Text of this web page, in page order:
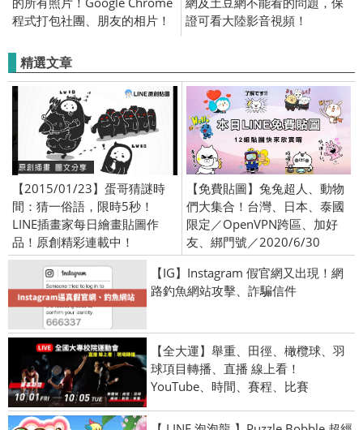
程式打包社團、朋友的相片！
證可看大陸影音視頻！
精選文章
【2015/01/23】蛋哥猜謎時
間：猜一俗語，限時5秒！
LINE插畫家每日繪畫貼圖作
品！原創精彩連載中！
【免費貼圖】兔兔超人、動物
們大集合！台灣、日本、泰國
限定／OpenVPN跨區、加好
友、綁門號／2020/6/30
【IG】Instagram 假官網又出現！網
路釣魚網站攻擊、詐騙信件
【全大運】舉重、田徑、橄欖球、羽
球項目轉播、直播 線上看！
YouTube、時間、賽程、比賽